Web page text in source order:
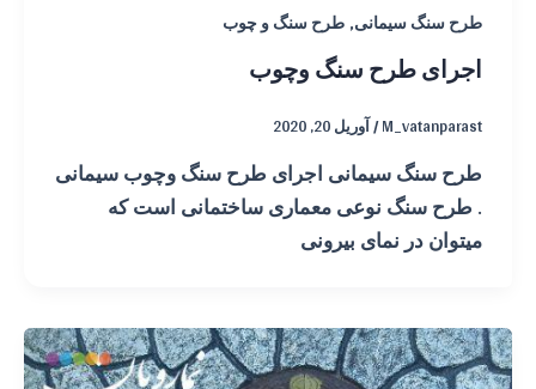
طرح سنگ سیمانی,طرح سنگ و چوب
اجرای طرح سنگ وچوب
M_vatanparast
/آوریل 20, 2020
طرح سنگ سیمانی اجرای طرح سنگ وچوب سیمانی
. طرح سنگ نوعی معماری ساختمانی است که
میتوان در نمای بیرونی